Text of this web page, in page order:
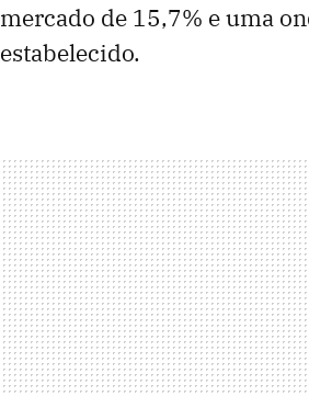
mercado de 15,7% e uma
estabelecido.